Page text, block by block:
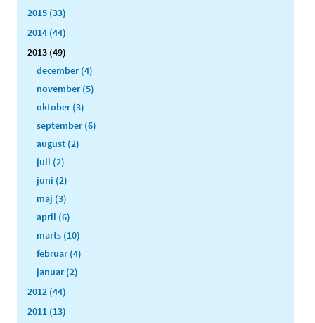
2015 (33)
2014 (44)
2013 (49)
december (4)
november (5)
oktober (3)
september (6)
august (2)
juli (2)
juni (2)
maj (3)
april (6)
marts (10)
februar (4)
januar (2)
2012 (44)
2011 (13)